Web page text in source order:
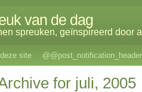
van de dag
spreuken, geïnspireerd door
site @@post_notification_header
for juli, 2005